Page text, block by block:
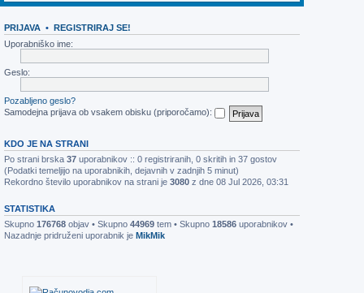
PRIJAVA • REGISTRIRAJ SE!
Uporabniško ime:
Geslo:
Pozabljeno geslo?
Samodejna prijava ob vsakem obisku (priporočamo):
KDO JE NA STRANI
Po strani brska 37 uporabnikov :: 0 registriranih, 0 skritih in 37 gostov
(Podatki temeljijo na uporabnikih, dejavnih v zadnjih 5 minut)
Rekordno število uporabnikov na strani je 3080 z dne 08 Jul 2026, 03:31
STATISTIKA
Skupno 176768 objav • Skupno 44969 tem • Skupno 18586 uporabnikov •
Nazadnje pridruženi uporabnik je MikMik